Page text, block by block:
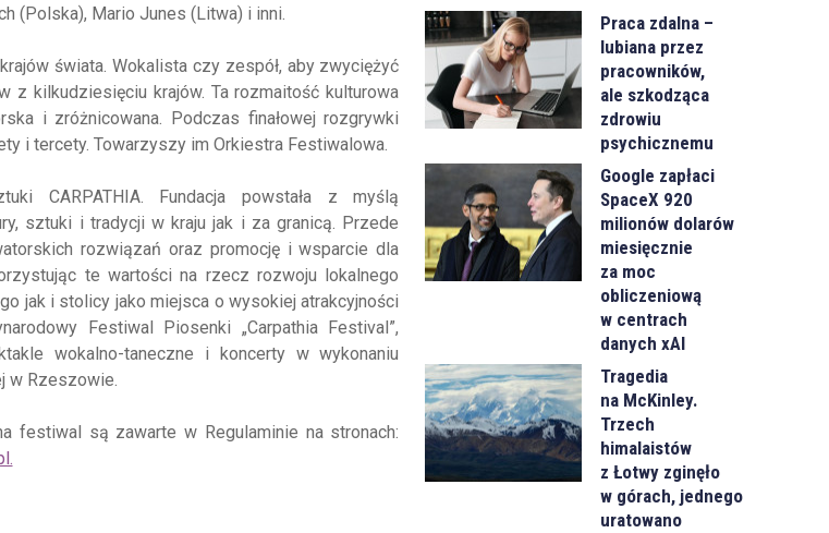
(Polska), Mario Junes (Litwa) i inni.
świata. Wokalista czy zespół, aby zwyciężyć
z kilkudziesięciu krajów. Ta rozmaitość kulturowa
i zróżnicowana. Podczas finałowej rozgrywki
i tercety. Towarzyszy im Orkiestra Festiwalowa.
CARPATHIA. Fundacja powstała z myślą
sztuki i tradycji w kraju jak i za granicą. Przede
rozwiązań oraz promocję i wsparcie dla
te wartości na rzecz rozwoju lokalnego
jak i stolicy jako miejsca o wysokiej atrakcyjności
Festiwal Piosenki „Carpathia Festival”,
wokalno-taneczne i koncerty w wykonaniu
w Rzeszowie.
festiwal są zawarte w Regulaminie na stronach:
Praca zdalna –
lubiana przez
pracowników,
ale szkodząca
zdrowiu
psychicznemu
Google zapłaci
SpaceX 920
milionów dolarów
miesięcznie
za moc
obliczeniową
w centrach
danych xAI
Tragedia
na McKinley.
Trzech
himalaistów
z Łotwy zginęło
w górach, jednego
uratowano